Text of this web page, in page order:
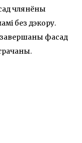
члянёны
без дэкору.
завершаны фасад